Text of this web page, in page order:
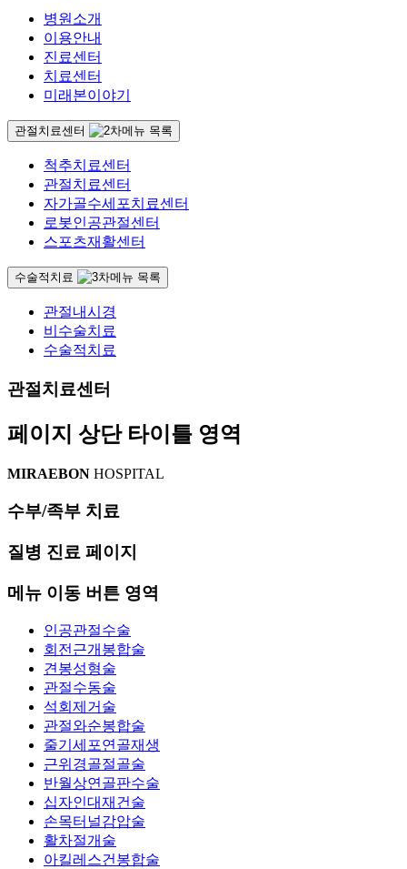
병원소개
이용안내
진료센터
치료센터
미래본이야기
관절치료센터
척추치료센터
관절치료센터
자가골수세포치료센터
로봇인공관절센터
스포츠재활센터
수술적치료
관절내시경
비수술치료
수술적치료
관절치료센터
페이지 상단 타이틀 영역
MIRAEBON HOSPITAL
수부/족부 치료
질병 진료 페이지
메뉴 이동 버튼 영역
인공관절수술
회전근개봉합술
견봉성형술
관절수동술
석회제거술
관절와순봉합술
줄기세포연골재생
근위경골절골술
반월상연골판수술
십자인대재건술
손목터널감압술
활차절개술
아킬레스건봉합술